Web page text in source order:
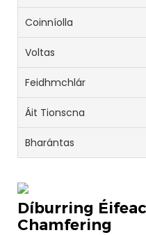
Coinníolla
Voltas
Feidhmchlár
Áit Tionscna
Bharántas
Díburring
Chamfering